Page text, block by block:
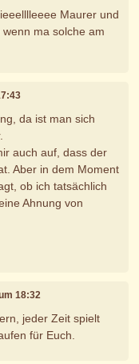
Maurer und
ma solche am
da ist man sich
auch auf, dass der
Aber in dem Moment
ob ich tatsächlich
Ahnung von
18:32
jeder Zeit spielt
für Euch.